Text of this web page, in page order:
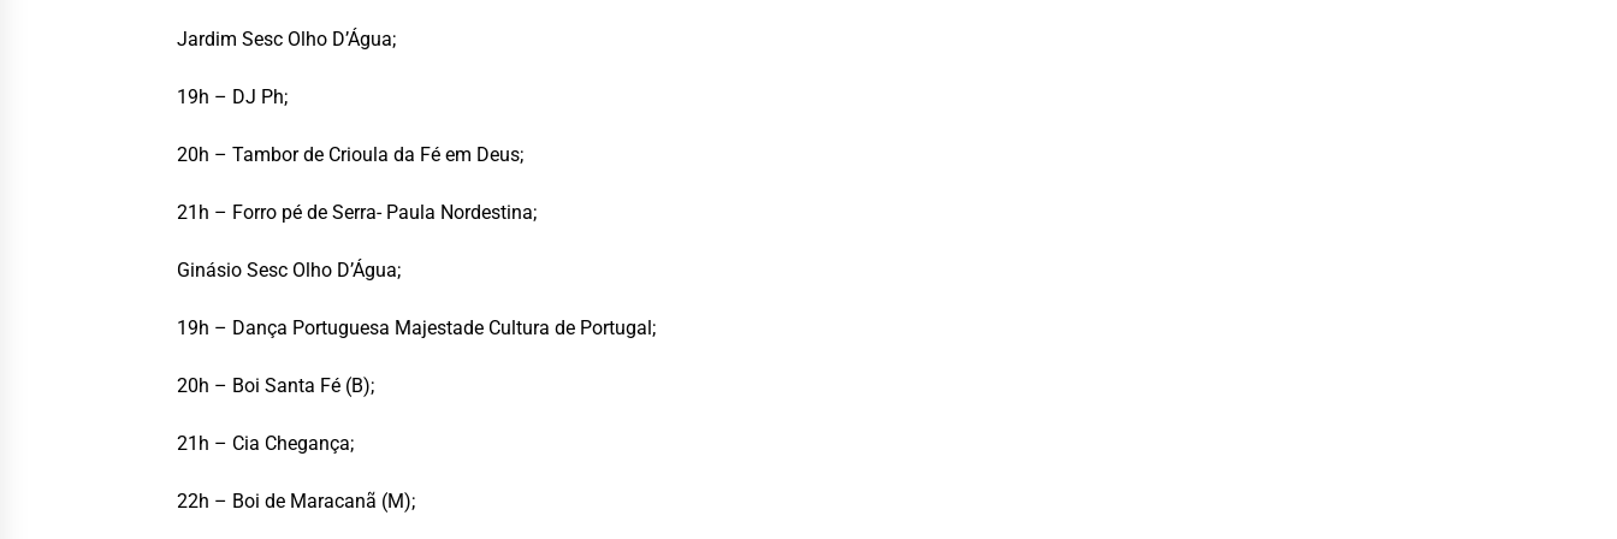
Jardim Sesc Olho D’Água;
19h – DJ Ph;
20h – Tambor de Crioula da Fé em Deus;
21h – Forro pé de Serra- Paula Nordestina;
Ginásio Sesc Olho D’Água;
19h – Dança Portuguesa Majestade Cultura de Portugal;
20h – Boi Santa Fé (B);
21h – Cia Chegança;
22h – Boi de Maracanã (M);